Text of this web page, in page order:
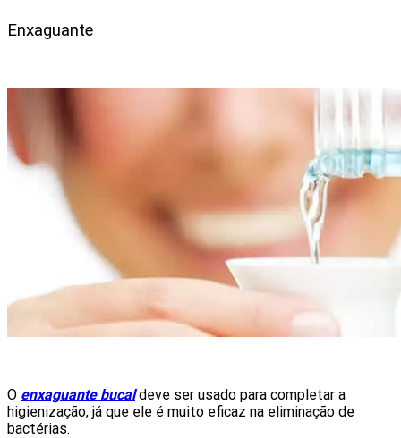
Enxaguante
O enxaguante bucaldeve ser usado para completar a
higienização, já que ele é muito eficaz na eliminação de
bactérias.